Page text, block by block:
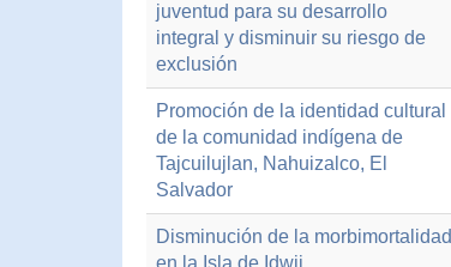
juventud para su desarrollo
integral y disminuir su riesgo de
exclusión
Promoción de la identidad cultural
de la comunidad indígena de
Tajcuilujlan, Nahuizalco, El
Salvador
Disminución de la morbimortalidad
en la Isla de Idwji